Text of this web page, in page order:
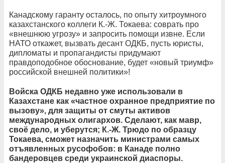
Канадскому гаранту осталось, по опыту хитроумного
казахстанского коллеги К.-Ж. Токаева: соврать про
«внешнюю угрозу» и запросить помощи извне. Если
НАТО откажет, вызвать десант ОДКБ, пусть юристы,
дипломаты и пропагандисты придумают
правдоподобное обоснование, будет «новый триумф»
российской внешней политики»!
Войска ОДКБ недавно уже использовали в
Казахстане как «частное охранное предприятие по
вызову», для защиты от смуты активов
международных олигархов. Сделают, как мавр,
своё дело, и уберутся; К.-Ж. Трюдо по образцу
Токаева, сможет назначить министрами самых
отъявленных русофобов: в Канаде полно
бандеровцев среди украинской диаспоры.